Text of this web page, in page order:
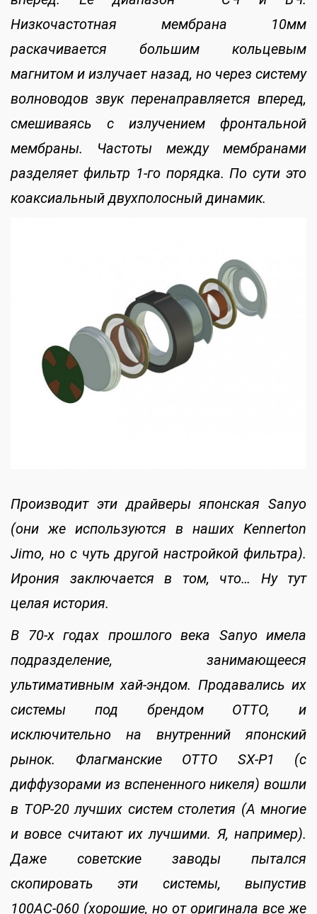
Низкочастотная мембрана 10мм
раскачивается большим кольцевым
магнитом и излучает назад, но через систему
волноводов звук перенаправляется вперед,
смешиваясь с излучением фронтальной
мембраны. Частоты между мембранами
разделяет фильтр 1-го порядка. По сути это
коаксиальный двухполосный динамик.
Производит эти драйверы японская Sanyo
(они же используются в наших Kennerton
Jimo, но с чуть другой настройкой фильтра).
Ирония заключается в том, что… Ну тут
целая история.
В 70-х годах прошлого века Sanyo имела
подразделение, занимающееся
ультимативным хай-эндом. Продавались их
системы под брендом OTTO, и
исключительно на внутренний японский
рынок. Флагманские OTTO SX-P1 (с
диффузорами из вспененного никеля) вошли
в TOP-20 лучших систем столетия (А многие
и вовсе считают их лучшими. Я, например).
Даже советские заводы пытался
скопировать эти системы, выпустив
100АС-060 (хорошие, но от оригинала все же